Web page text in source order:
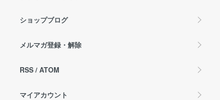
ショップブログ
メルマガ登録・解除
RSS / ATOM
マイアカウント